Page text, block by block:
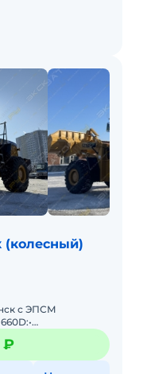
(колесный)
с ЭПСМ
масса 20120 кг•
₽